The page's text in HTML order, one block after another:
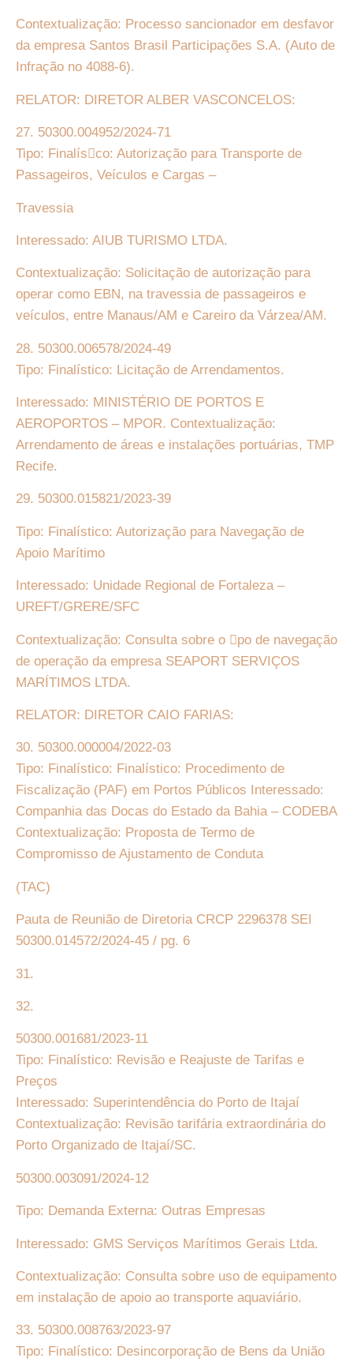
Contextualização: Processo sancionador em desfavor
da empresa Santos Brasil Participações S.A. (Auto de
Infração no 4088-6).
RELATOR: DIRETOR ALBER VASCONCELOS:
27. 50300.004952/2024-71
Tipo: Finalís􏰀co: Autorização para Transporte de
Passageiros, Veículos e Cargas –
Travessia
Interessado: AIUB TURISMO LTDA.
Contextualização: Solicitação de autorização para
operar como EBN, na travessia de passageiros e
veículos, entre Manaus/AM e Careiro da Várzea/AM.
28. 50300.006578/2024-49
Tipo: Finalístico: Licitação de Arrendamentos.
Interessado: MINISTÉRIO DE PORTOS E
AEROPORTOS – MPOR. Contextualização:
Arrendamento de áreas e instalações portuárias, TMP
Recife.
29. 50300.015821/2023-39
Tipo: Finalístico: Autorização para Navegação de
Apoio Marítimo
Interessado: Unidade Regional de Fortaleza –
UREFT/GRERE/SFC
Contextualização: Consulta sobre o 􏰀po de navegação
de operação da empresa SEAPORT SERVIÇOS
MARÍTIMOS LTDA.
RELATOR: DIRETOR CAIO FARIAS:
30. 50300.000004/2022-03
Tipo: Finalístico: Finalístico: Procedimento de
Fiscalização (PAF) em Portos Públicos Interessado:
Companhia das Docas do Estado da Bahia – CODEBA
Contextualização: Proposta de Termo de
Compromisso de Ajustamento de Conduta
(TAC)
Pauta de Reunião de Diretoria CRCP 2296378 SEI
50300.014572/2024-45 / pg. 6
31.
32.
50300.001681/2023-11
Tipo: Finalístico: Revisão e Reajuste de Tarifas e
Preços
Interessado: Superintendência do Porto de Itajaí
Contextualização: Revisão tarifária extraordinária do
Porto Organizado de Itajaí/SC.
50300.003091/2024-12
Tipo: Demanda Externa: Outras Empresas
Interessado: GMS Serviços Marítimos Gerais Ltda.
Contextualização: Consulta sobre uso de equipamento
em instalação de apoio ao transporte aquaviário.
33. 50300.008763/2023-97
Tipo: Finalístico: Desincorporação de Bens da União